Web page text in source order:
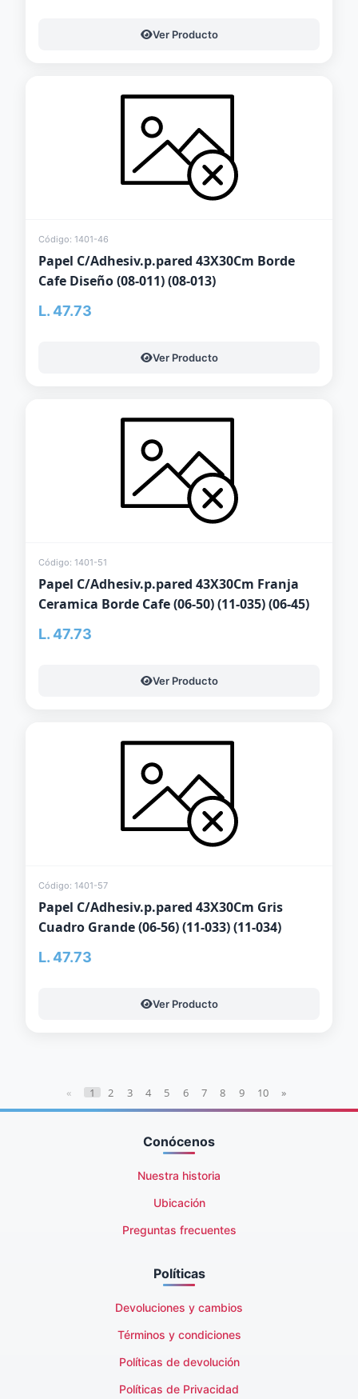
Ver Producto
Código: 1401-46
Papel C/Adhesiv.p.pared 43X30Cm Borde
Cafe Diseño (08-011) (08-013)
L. 47.73
Ver Producto
Código: 1401-51
Papel C/Adhesiv.p.pared 43X30Cm Franja
Ceramica Borde Cafe (06-50) (11-035) (06-45)
L. 47.73
Ver Producto
Código: 1401-57
Papel C/Adhesiv.p.pared 43X30Cm Gris
Cuadro Grande (06-56) (11-033) (11-034)
L. 47.73
Ver Producto
« 1 2 3 4 5 6 7 8 9 10 »
Conócenos
Nuestra historia
Ubicación
Preguntas frecuentes
Políticas
Devoluciones y cambios
Términos y condiciones
Políticas de devolución
Políticas de Privacidad